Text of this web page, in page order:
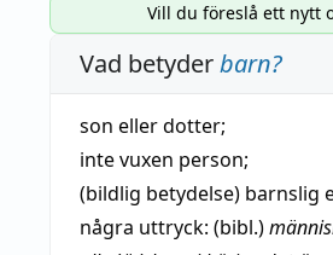
Vill du föreslå ett nytt
Vad betyderbarn?
son ellerdotter;
intevuxen person;
(bildlig betydelse) barnslig
några uttryck: (bibl.)